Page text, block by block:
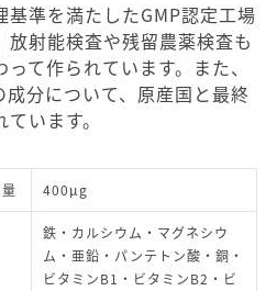
準を満たしたGMP認定工場
射能検査や残留農薬検査も
て作られています。また、
分について、原産国と最終
います。
400μg
鉄・カルシウム・マグネシウ
ム・亜鉛・パンテトン酸・銅・
ビタミンB1・ビタミンB2・ビ